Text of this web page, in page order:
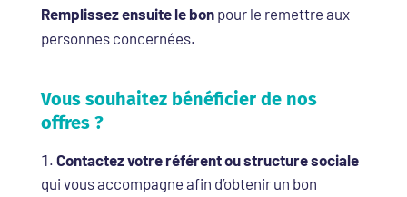
Remplissez ensuite le bonpour le remettre aux
personnes concernées.
Vous souhaitez bénéficier de nos
offres ?
Contactez votre référent ou structure sociale
qui vous accompagne afin d’obtenir un bon